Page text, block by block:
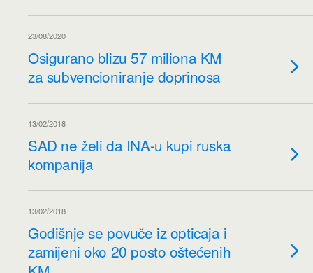
23/08/2020
Osigurano blizu 57 miliona KM
za subvencioniranje doprinosa
13/02/2018
SAD ne želi da INA-u kupi ruska
kompanija
13/02/2018
Godišnje se povuče iz opticaja i
zamijeni oko 20 posto oštećenih